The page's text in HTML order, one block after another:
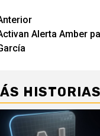
Alerta Amber
HISTORIAS